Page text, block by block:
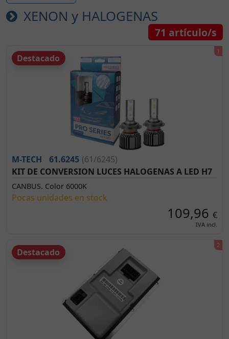
XENON y HALOGENAS
71 artículo/s
Destacado
M-TECH 61.6245 (61/6245)
KIT DE CONVERSION LUCES HALOGENAS A LED H7
CANBUS. Color 6000K
Pocas unidades en stock
109,96 €
IVA incl.
Destacado